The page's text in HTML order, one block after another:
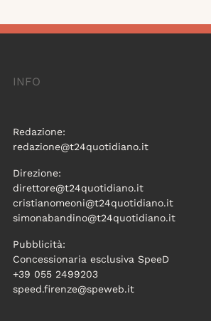
INFO
Redazione:
redazione@t24quotidiano.it
Direzione:
direttore@t24quotidiano.it
cristianomeoni@t24quotidiano.it
simonabandino@t24quotidiano.it
Pubblicità:
Concessionaria esclusiva SpeeD
+39 055 2499203
speed.firenze@speweb.it